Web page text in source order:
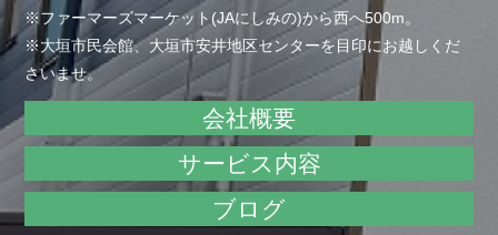
※ファーマーズマーケット(JAにしみの)から西へ500m。
※大垣市民会館、大垣市安井地区センターを目印にお越しくだ
さいませ。
会社概要
サービス内容
ブログ